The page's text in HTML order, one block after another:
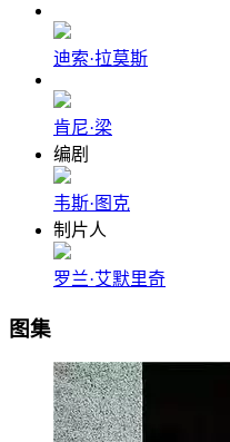
迪索·拉莫斯
肯尼·梁
编剧
韦斯·图克
制片人
罗兰·艾默里奇
图集